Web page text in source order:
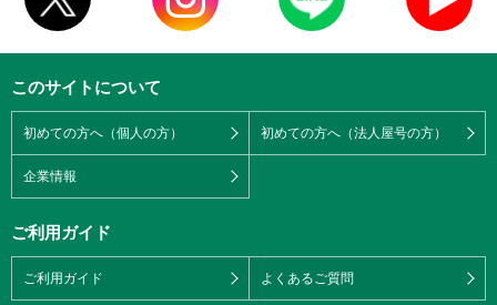
このサイトについて
初めての方へ（個人の方） 初めての方へ（法人屋号の方）
企業情報
ご利用ガイド
ご利用ガイド よくあるご質問